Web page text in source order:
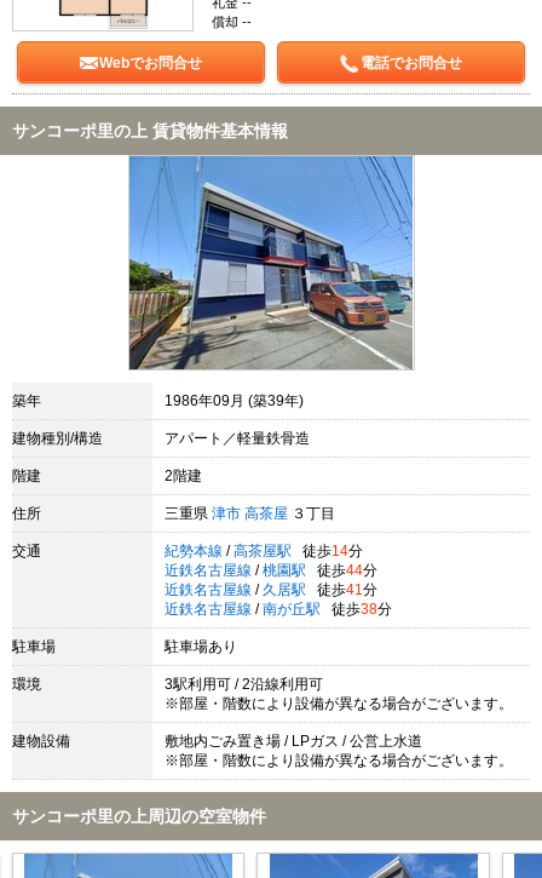
償却 --
Webでお問合せ 電話でお問合せ
サンコーポ里の上 賃貸物件基本情報
築年 1986年09月 (築39年)
建物種別/構造 アパート／軽量鉄骨造
階建 2階建
住所 三重県 津市 高茶屋 ３丁目
交通 紀勢本線 / 高茶屋駅 徒歩14分
近鉄名古屋線 / 桃園駅 徒歩44分
近鉄名古屋線 / 久居駅 徒歩41 分
近鉄名古屋線 / 南が丘駅 徒歩38分
駐車場 駐車場あり
環境
3駅利用可 / 2沿線利用可
※部屋・階数により設備が異なる場合がございます。
建物設備
敷地内ごみ置き場 / LPガス / 公営上水道
※部屋・階数により設備が異なる場合がございます。
サンコーポ里の上周辺の空室物件